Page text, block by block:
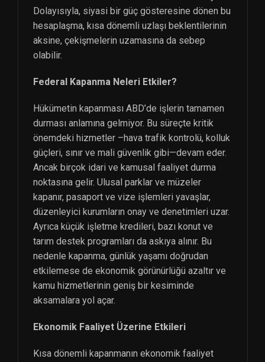
Dolayısıyla, siyasi bir güç gösteresine dönen bu
hesaplaşma, kısa dönemli uzlaşı beklentilerinin
aksine, çekişmelerin uzamasına da sebep
olabilir.
Federal Kapanma Neleri Etkiler?
Hükümetin kapanması ABD’de işlerin tamamen
durması anlamına gelmiyor. Bu süreçte kritik
önemdeki hizmetler –hava trafik kontrolü, kolluk
güçleri, sınır ve mali güvenlik gibi—devam eder.
Ancak birçok idari ve kamusal faaliyet durma
noktasına gelir. Ulusal parklar ve müzeler
kapanır, pasaport ve vize işlemleri yavaşlar,
düzenleyici kurumların onay ve denetimleri uzar.
Ayrıca küçük işletme kredileri, bazı konut ve
tarım destek programları da askıya alınır. Bu
nedenle kapanma, günlük yaşamı doğrudan
etkilemese de ekonomik görünürlüğü azaltır ve
kamu hizmetlerinin geniş bir kesiminde
aksamalara yol açar.
Ekonomik Faaliyet Üzerine Etkileri
Kısa dönemli kapanmanın ekonomik faaliyet